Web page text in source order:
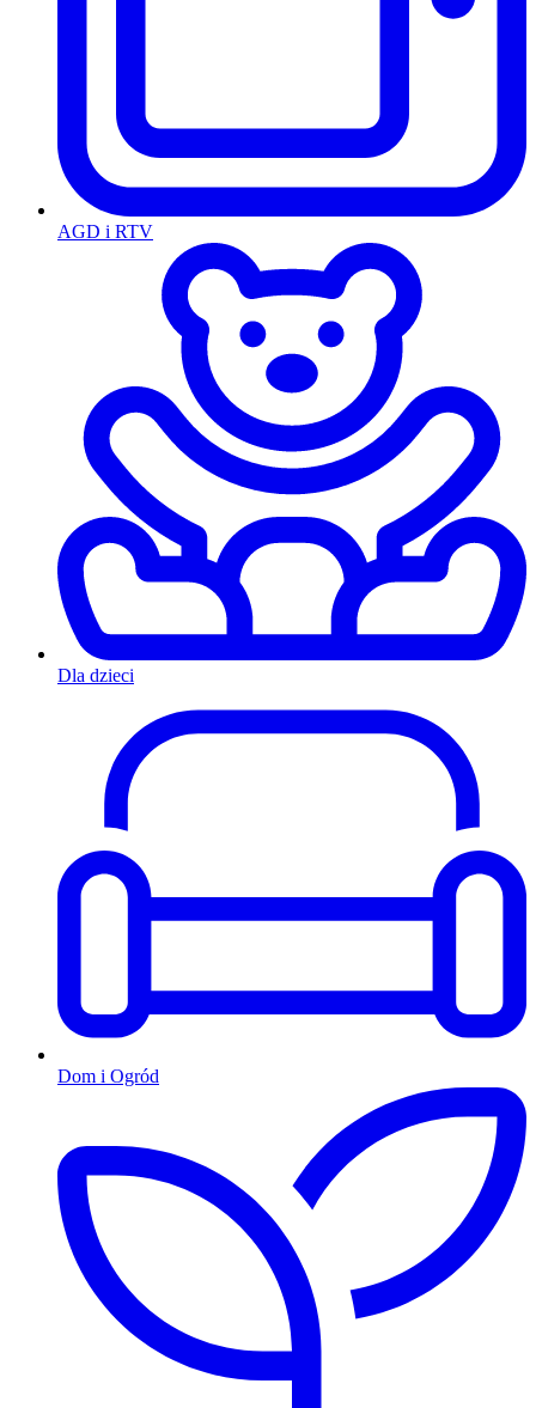
AGD i RTV
Dla dzieci
Dom i Ogród